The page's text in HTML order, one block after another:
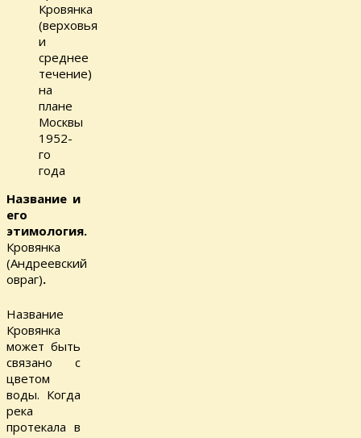
Кровянка
(верховья
и
среднее
течение)
на
плане
Москвы
1952-
го
года
Название и
его
этимология.
Кровянка
(Андреевский
овраг).
Название
Кровянка
может быть
связано с
цветом
воды. Когда
река
протекала в